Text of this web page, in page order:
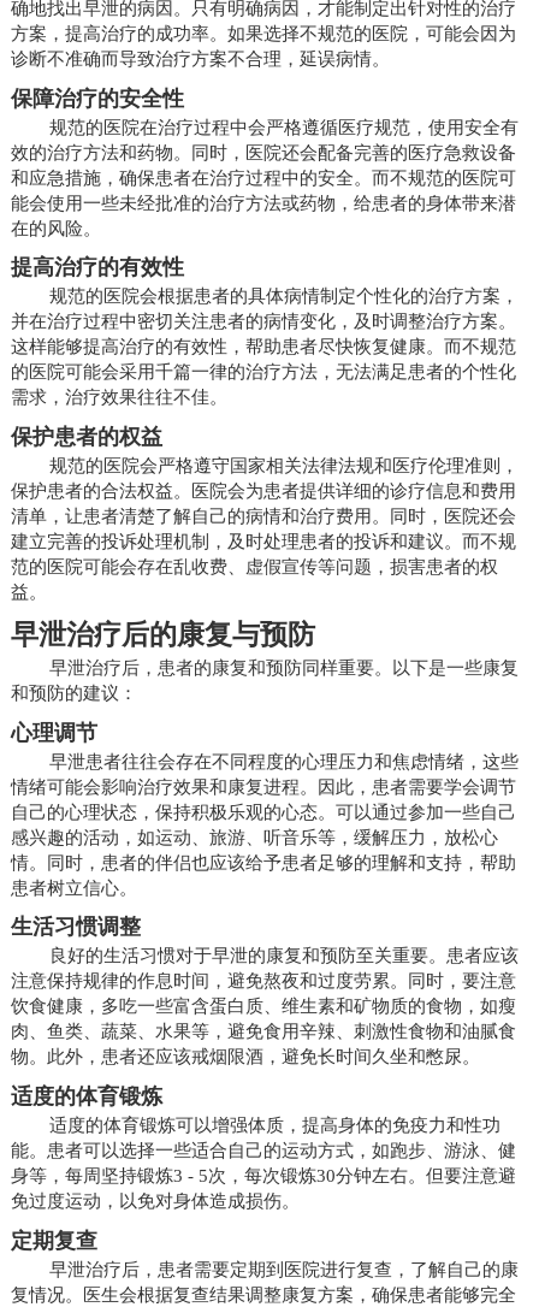
确地找出早泄的病因。只有明确病因，才能制定出针对性的治疗
方案，提高治疗的成功率。如果选择不规范的医院，可能会因为
诊断不准确而导致治疗方案不合理，延误病情。
保障治疗的安全性
规范的医院在治疗过程中会严格遵循医疗规范，使用安全有
效的治疗方法和药物。同时，医院还会配备完善的医疗急救设备
和应急措施，确保患者在治疗过程中的安全。而不规范的医院可
能会使用一些未经批准的治疗方法或药物，给患者的身体带来潜
在的风险。
提高治疗的有效性
规范的医院会根据患者的具体病情制定个性化的治疗方案，
并在治疗过程中密切关注患者的病情变化，及时调整治疗方案。
这样能够提高治疗的有效性，帮助患者尽快恢复健康。而不规范
的医院可能会采用千篇一律的治疗方法，无法满足患者的个性化
需求，治疗效果往往不佳。
保护患者的权益
规范的医院会严格遵守国家相关法律法规和医疗伦理准则，
保护患者的合法权益。医院会为患者提供详细的诊疗信息和费用
清单，让患者清楚了解自己的病情和治疗费用。同时，医院还会
建立完善的投诉处理机制，及时处理患者的投诉和建议。而不规
范的医院可能会存在乱收费、虚假宣传等问题，损害患者的权
益。
早泄治疗后的康复与预防
早泄治疗后，患者的康复和预防同样重要。以下是一些康复
和预防的建议：
心理调节
早泄患者往往会存在不同程度的心理压力和焦虑情绪，这些
情绪可能会影响治疗效果和康复进程。因此，患者需要学会调节
自己的心理状态，保持积极乐观的心态。可以通过参加一些自己
感兴趣的活动，如运动、旅游、听音乐等，缓解压力，放松心
情。同时，患者的伴侣也应该给予患者足够的理解和支持，帮助
患者树立信心。
生活习惯调整
良好的生活习惯对于早泄的康复和预防至关重要。患者应该
注意保持规律的作息时间，避免熬夜和过度劳累。同时，要注意
饮食健康，多吃一些富含蛋白质、维生素和矿物质的食物，如瘦
肉、鱼类、蔬菜、水果等，避免食用辛辣、刺激性食物和油腻食
物。此外，患者还应该戒烟限酒，避免长时间久坐和憋尿。
适度的体育锻炼
适度的体育锻炼可以增强体质，提高身体的免疫力和性功
能。患者可以选择一些适合自己的运动方式，如跑步、游泳、健
身等，每周坚持锻炼3 - 5次，每次锻炼30分钟左右。但要注意避
免过度运动，以免对身体造成损伤。
定期复查
早泄治疗后，患者需要定期到医院进行复查，了解自己的康
复情况。医生会根据复查结果调整康复方案，确保患者能够完全